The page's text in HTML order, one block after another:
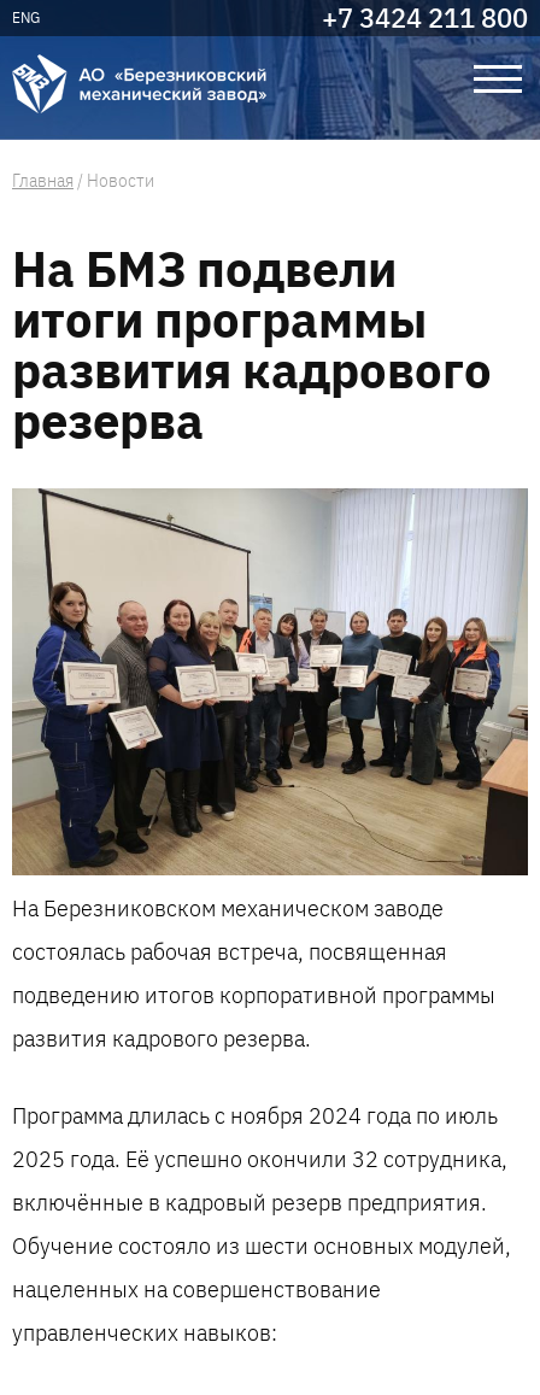
+7 3424 211 800
ENG
Главная / Новости
На БМЗ подвели
итоги программы
развития кадрового
резерва
На Березниковском механическом заводе
состоялась рабочая встреча, посвященная
подведению итогов корпоративной программы
развития кадрового резерва.
Программа длилась с ноября 2024 года по июль
2025 года. Её успешно окончили 32 сотрудника,
включённые в кадровый резерв предприятия.
Обучение состояло из шести основных модулей,
нацеленных на совершенствование
управленческих навыков: